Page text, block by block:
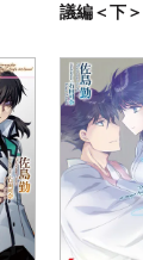
議編＜下＞